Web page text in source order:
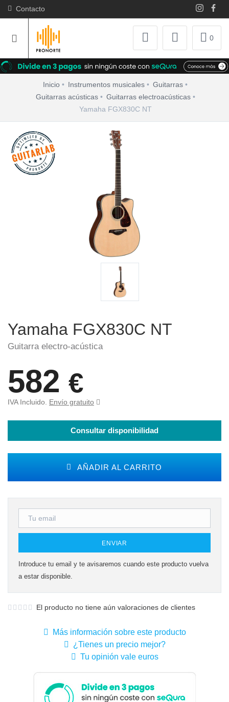
Contacto
0
Inicio Instrumentos musicales
Guitarras
Guitarras acústicas
Guitarras electroacústicas
Yamaha FGX830C NT
Yamaha FGX830C NT
Guitarra electro-acústica
582 €
IVA Incluido. Envío gratuito
Consultar disponibilidad
AÑADIR AL CARRITO
ENVIAR
Introduce tu email y te avisaremos cuando este producto vuelva
a estar disponible.
El producto no tiene aún valoraciones de clientes
Más información sobre este producto
¿Tienes un precio mejor?
Tu opinión vale euros